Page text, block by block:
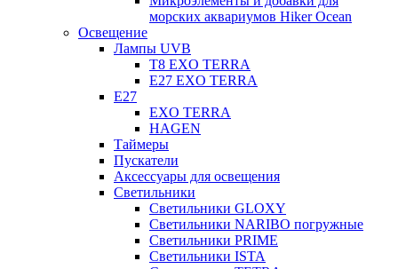
морских аквариумов Hiker Ocean
Освещение
Лампы UVB
Т8 EXO TERRA
Е27 EXO TERRA
Е27
EXO TERRA
HAGEN
Таймеры
Пускатели
Аксессуары для освещения
Светильники
Светильники GLOXY
Светильники NARIBO погружные
Светильники PRIME
Светильники ISTA